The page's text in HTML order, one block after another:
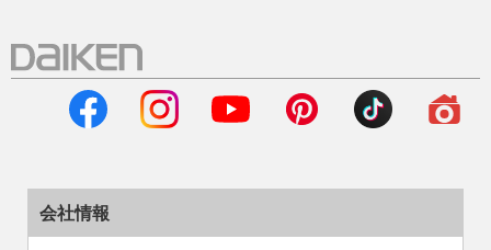
会社情報